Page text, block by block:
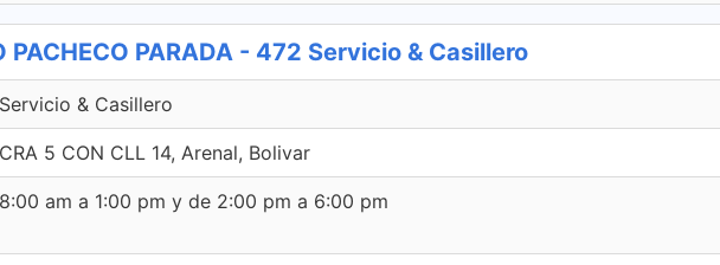
PACHECO PARADA - 472 Servicio & Casillero
Servicio & Casillero
CRA 5 CON CLL 14, Arenal, Bolivar
8:00 am a 1:00 pm y de 2:00 pm a 6:00 pm